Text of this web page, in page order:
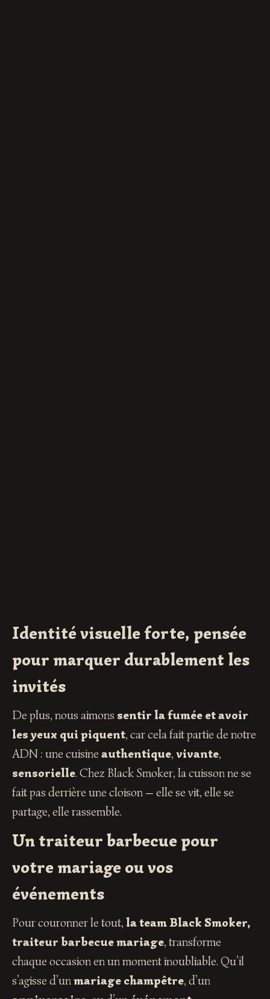
Identité visuelle forte, pensée
pour marquer durablement les
invités
De plus, nous aimons sentir la fumée et avoir
les yeux qui piquent, car cela fait partie de notre
ADN : une cuisineauthentique, vivante,
sensorielle. Chez Black Smoker, la cuisson ne se
fait pas derrière une cloison — elle se vit, elle se
partage, elle rassemble.
Un traiteur barbecue pour
votre mariage ou vos
événements
Pour couronner le tout, la team Black Smoker,
traiteur barbecue mariage, transforme
chaque occasion en un moment inoubliable. Qu’il
s’agisse d’unmariage champêtre, d’un